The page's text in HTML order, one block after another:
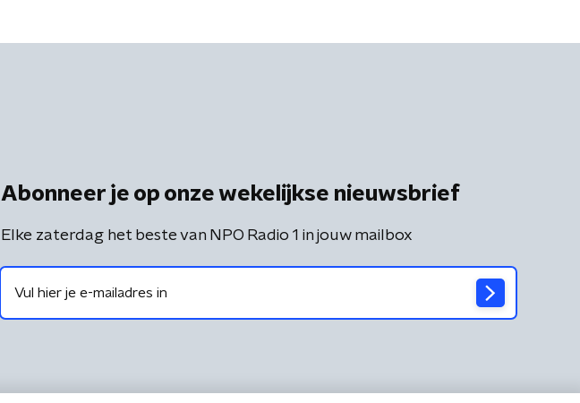
Abonneer je op onze wekelijkse nieuwsbrief
Elke zaterdag het beste van NPO Radio 1 in jouw mailbox